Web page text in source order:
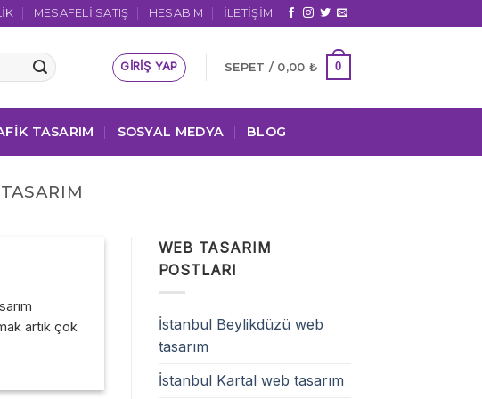
MESAFELI SATIŞ HESABIM İLETIŞIM
GIRIŞ YAP SEPET / 0,00 ₺ 0
TASARIM SOSYAL MEDYA BLOG
artık çok
WEB TASARIM
POSTLARI
İstanbul Beylikdüzü web
tasarım
İstanbul Kartal web tasarım